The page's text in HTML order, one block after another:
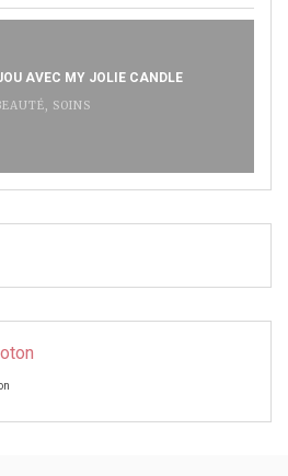
AVEC MY JOLIE CANDLE
, SOINS